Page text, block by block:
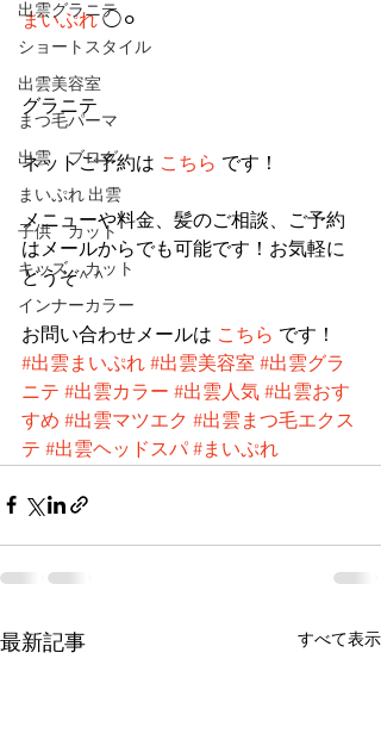
出雲グラニテ
ショートスタイル
出雲美容室
まつ毛パーマ
出雲 ブログ
まいぷれ 出雲
子供 カット
キッズ カット
インナーカラー
まいぷれ ◯⚪︎
グラニテ
ネットご予約は こちら です！
メニューや料金、髪のご相談、ご予約
はメールからでも可能です！お気軽に
どうぞ^ ^
お問い合わせメールは こちら です！
#出雲まいぷれ #出雲美容室 #出雲グラ
ニテ #出雲カラー #出雲人気 #出雲おす
すめ #出雲マツエク #出雲まつ毛エクス
テ #出雲ヘッドスパ #まいぷれ
最新記事 すべて表示